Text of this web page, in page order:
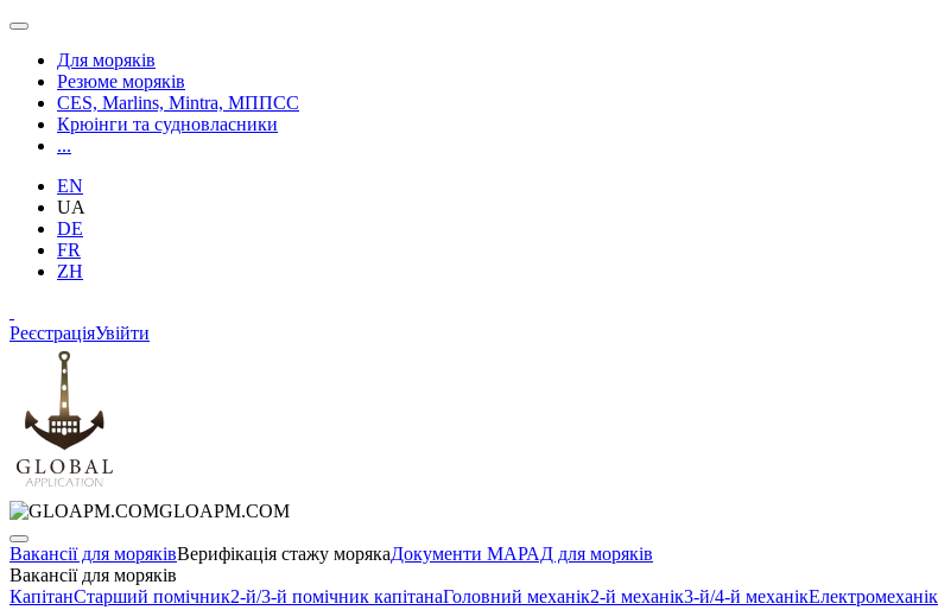
Для моряків
Резюме моряків
CES, Marlins, Mintra, МППСС
Крюінги та судновласники
...
EN
UA
DE
FR
ZH
РеєстраціяУвійти
GLOAPM.COM
Вакансії для моряківВерифікація стажу морякаДокументи МАРАД для моряків
Вакансії для моряків
КапітанСтарший помічник2-й/3-й помічник капітанаГоловний механік2-й механік3-й/4-й механікЕлектромеханік